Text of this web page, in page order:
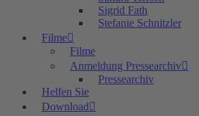
Sigrid Fath
Stefanie Schnitzler
Filme
Filme
Anmeldung Pressearchiv
Pressearchiv
Helfen Sie
Download